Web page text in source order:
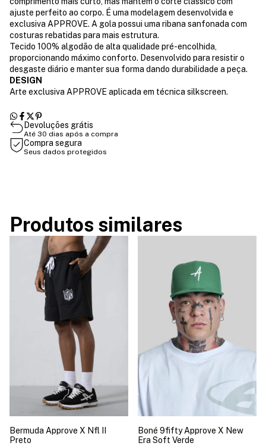
ajuste perfeito ao corpo. É uma modelagem desenvolvida e
exclusiva APPROVE. A gola possui uma ribana sanfonada com
costuras rebatidas para mais estrutura.
Tecido 100% algodão de alta qualidade pré-encolhida,
proporcionando máximo conforto. Desenvolvido para resistir o
desgaste diário e manter sua forma dando durabilidade a peça.
DESIGN
Arte exclusiva APPROVE aplicada em técnica silkscreen.
Devoluções grátis
Até 30 dias após a compra
Compra segura
Seus dados protegidos
Produtos similares
Bermuda Approve X Nfl II
Preto
Boné 9fifty Approve X New
Era Soft Verde